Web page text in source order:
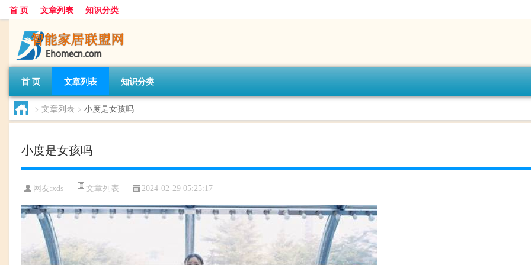
首 页 文章列表 知识分类
首 页 文章列表 知识分类
> 文章列表 > 小度是女孩吗
小度是女孩吗
网友:xds 文章列表 2024-02-29 05:25:17